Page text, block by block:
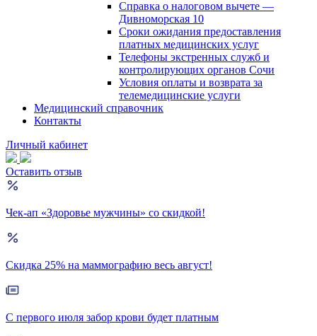
Справка о налоговом вычете —
Дивноморская 10
Сроки ожидания предоставления
платных медицинских услуг
Телефоны экстренных служб и
контролирующих органов Сочи
Условия оплаты и возврата за
телемедицинские услуги
Медицинский справочник
Контакты
Личный кабинет
Оставить отзыв
Чек-ап «Здоровье мужчины» со скидкой!
Скидка 25% на маммографию весь август!
С первого июля забор крови будет платным